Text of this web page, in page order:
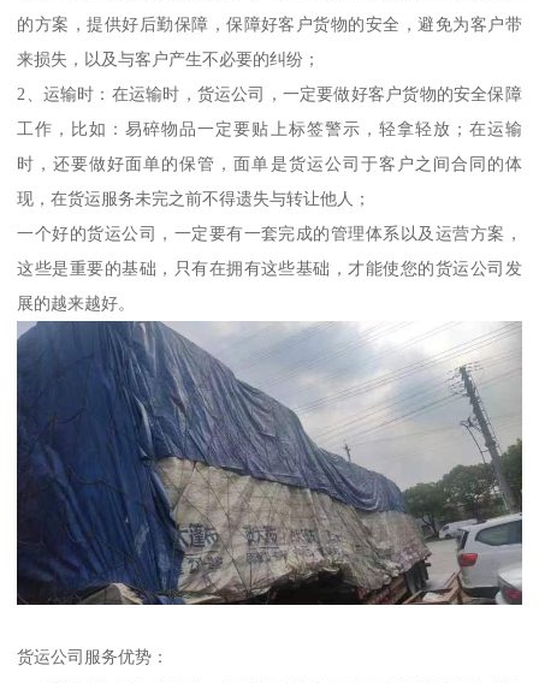
的方案，提供好后勤保障，保障好客户货物的安全，避免为客户带
来损失，以及与客户产生不必要的纠纷；
2、运输时：在运输时，货运公司，一定要做好客户货物的安全保障
工作，比如：易碎物品一定要贴上标签警示，轻拿轻放；在运输
时，还要做好面单的保管，面单是货运公司于客户之间合同的体
现，在货运服务未完之前不得遗失与转让他人；
一个好的货运公司，一定要有一套完成的管理体系以及运营方案，
这些是重要的基础，只有在拥有这些基础，才能使您的货运公司发
展的越来越好。
货运公司服务优势：